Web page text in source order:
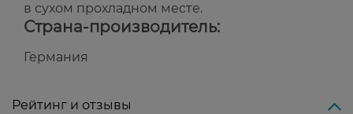
в сухом прохладном месте.
Страна-производитель:
Германия
Рейтинг и отзывы